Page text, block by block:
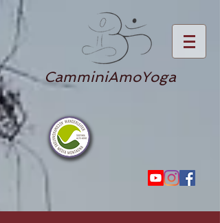
CamminiAmoYoga